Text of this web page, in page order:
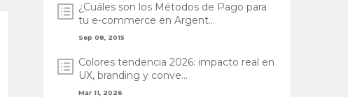
¿Cuáles son los Métodos de Pago para
tu e-commerce en Argent...
Sep 08, 2015
Colores tendencia 2026: impacto real en
UX, branding y conve...
Mar 11, 2026